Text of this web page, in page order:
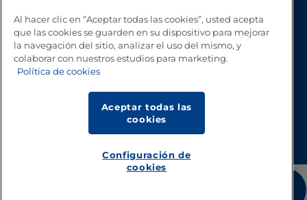
Al hacer clic en “Aceptar todas las cookies”, usted acepta
que las cookies se guarden en su dispositivo para mejorar
la navegación del sitio, analizar el uso del mismo, y
colaborar con nuestros estudios para marketing.
Política de cookies
Aceptar todas las
cookies
Configuración de
cookies